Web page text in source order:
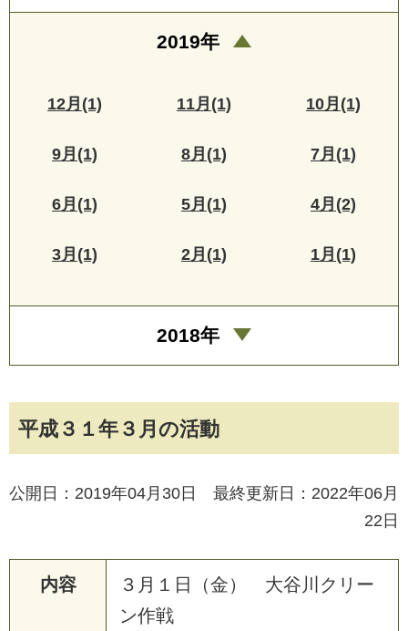
平成３１年３月の活動
公開日：2019年04月30日 最終更新日：2022年06月
22日
内容 ３ 月 １ 日 （金） 大谷 川 ク リ ー
ン作戦
2019年
12月(1) 11月(1) 10月(1)
9月(1) 8月(1) 7月(1)
6月(1) 5月(1) 4月(2)
3月(1) 2月(1) 1月(1)
2018年